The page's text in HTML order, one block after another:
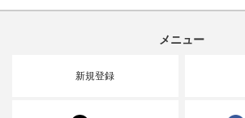
メニュー
新規登録